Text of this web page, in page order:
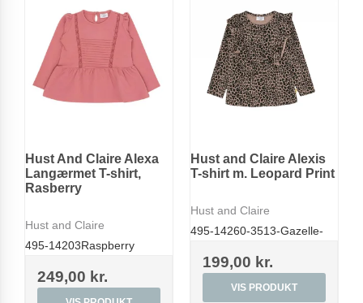
Hust And Claire Alexa
Langærmet T-shirt,
Rasberry
Hust and Claire
495-14203Raspberry
249,00 kr.
Hust and Claire Alexis
T-shirt m. Leopard Print
Hust and Claire
495-14260-3513-Gazelle-
199,00 kr.
VIS PRODUKT